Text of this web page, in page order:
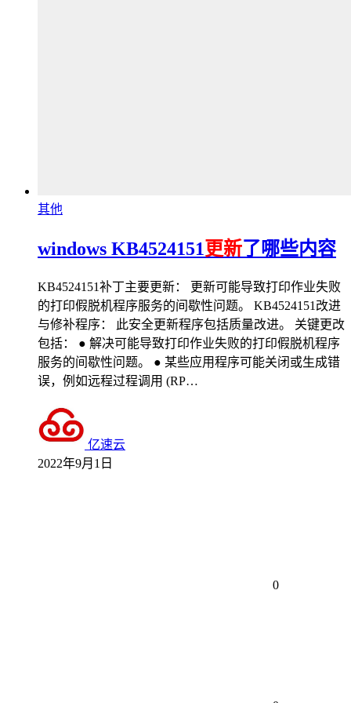
其他
windows KB4524151更新 了哪些内容
KB4524151补丁主要更新： 更新可能导致打印作业失败
的打印假脱机程序服务的间歇性问题。 KB4524151改进
与修补程序： 此安全更新程序包括质量改进。 关键更改
包括： ● 解决可能导致打印作业失败的打印假脱机程序
服务的间歇性问题。 ● 某些应用程序可能关闭或生成错
误，例如远程过程调用 (RP…
亿速云
2022年9月1日
0